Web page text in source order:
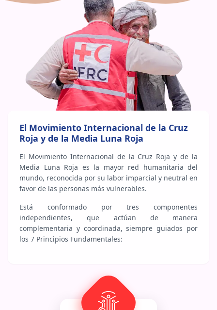
El Movimiento Internacional de la Cruz
Roja y de la Media Luna Roja
El Movimiento Internacional de la Cruz Roja y de la
Media Luna Roja es la mayor red humanitaria del
mundo, reconocida por su labor imparcial y neutral en
favor de las personas más vulnerables.
Está conformado por tres componentes
independientes, que actúan de manera
complementaria y coordinada, siempre guiados por
los 7 Principios Fundamentales: